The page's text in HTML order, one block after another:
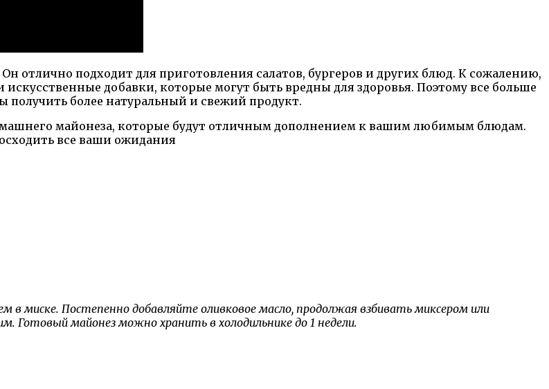
отлично подходит для приготовления салатов, бургеров и других блюд. К сожалению,
добавки, которые могут быть вредны для здоровья. Поэтому все больше
более натуральный и свежий продукт.
майонеза, которые будут отличным дополнением к вашим любимым блюдам.
все ваши ожидания
в миске. Постепенно добавляйте оливковое масло, продолжая взбивать миксером или
Готовый майонез можно хранить в холодильнике до 1 недели.